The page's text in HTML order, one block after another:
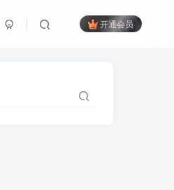
开通会员